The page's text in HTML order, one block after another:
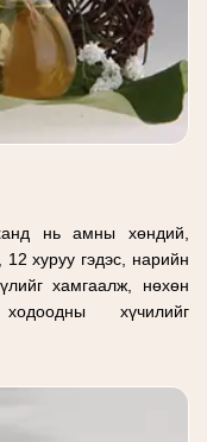
нь амны хөндий,
хуруу гэдэс, нарийн
хамгаалж, нөхөн
хүчилийг